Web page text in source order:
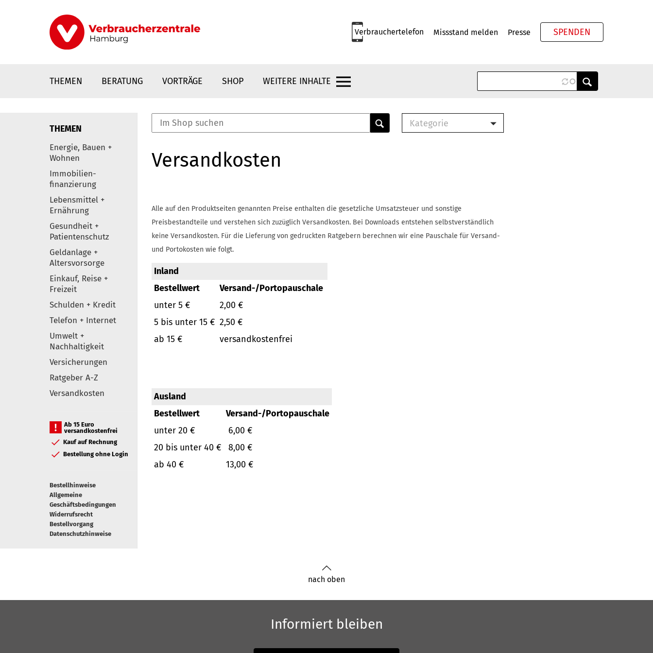
Verbrauchertelefon Missstand melden Presse SPENDEN
THEMEN BERATUNG VORTRÄGE SHOP WEITERE INHALTE
Elemente
THEMEN
Energie, Bauen +
Wohnen
Immobilien-
finanzierung
Lebensmittel +
Ernährung
Gesundheit +
Patientenschutz
Geldanlage +
Altersvorsorge
Einkauf, Reise +
Freizeit
Schulden + Kredit
Telefon + Internet
Umwelt +
Nachhaltigkeit
Versicherungen
Ratgeber A-Z
Versandkosten
Ab 15 Euro
versandkostenfrei
Kauf auf Rechnung
Bestellung ohne Login
Bestellhinweise
Allgemeine
Geschäftsbedingungen
Widerrufsrecht
Bestellvorgang
Datenschutzhinweise
Kategorie
Buch
Versandkosten
Alle auf den Produktseiten genannten Preise enthalten die gesetzliche Umsatzsteuer und sonstige
Preisbestandteile und verstehen sich zuzüglich Versandkosten. Bei Downloads entstehen selbstverständlich
keine Versandkosten. Für die Lieferung von gedruckten Ratgebern berechnen wir eine Pauschale für Versand-
und Portokosten wie folgt.
Inland
Bestellwert
Versand-/Portopauschale
unter 5 €
2,00 €
5 bis unter 15 € 2,50 €
ab 15 €
versandkostenfrei
Ausland
Bestellwert
Versand-/Portopauschale
unter 20 €
6,00 €
20 bis unter 40 €
8,00 €
ab 40 €
13,00 €
nach oben
Informiert bleiben